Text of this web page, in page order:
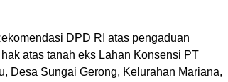
DPD RI atas pengaduan
atas tanah eks Lahan Konsensi PT
Desa Sungai Gerong, Kelurahan Mariana,